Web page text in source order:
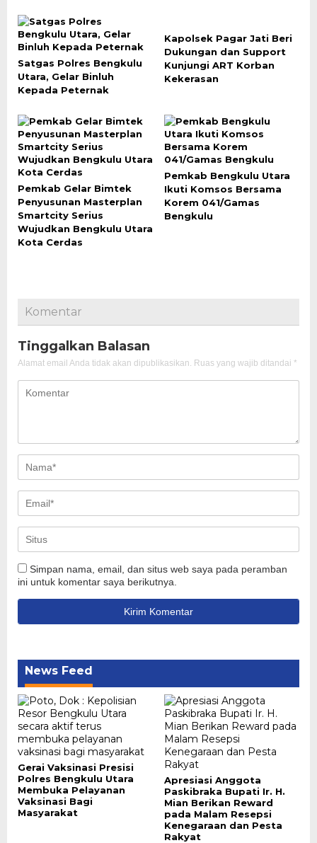
Satgas Polres Bengkulu
Utara, Gelar Binluh
Kepada Peternak
Kapolsek Pagar Jati Beri
Dukungan dan Support
Kunjungi ART Korban
Kekerasan
Pemkab Gelar Bimtek
Penyusunan Masterplan
Smartcity Serius
Wujudkan Bengkulu Utara
Kota Cerdas
Pemkab Bengkulu Utara
Ikuti Komsos Bersama
Korem 041/Gamas
Bengkulu
Komentar
Tinggalkan Balasan
Alamat email Anda tidak akan dipublikasikan. Ruas yang wajib ditandai *
Simpan nama, email, dan situs web saya pada peramban
ini untuk komentar saya berikutnya.
News Feed
Gerai Vaksinasi Presisi
Polres Bengkulu Utara
Membuka Pelayanan
Vaksinasi Bagi
Masyarakat
Apresiasi Anggota
Paskibraka Bupati Ir. H.
Mian Berikan Reward
pada Malam Resepsi
Kenegaraan dan Pesta
Rakyat